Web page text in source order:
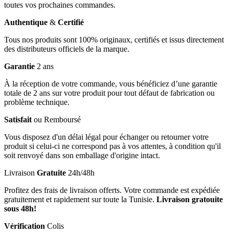
toutes vos prochaines commandes.
Authentique & Certifié
Tous nos produits sont 100% originaux, certifiés et issus directement
des distributeurs officiels de la marque.
Garantie 2 ans
À la réception de votre commande, vous bénéficiez d’une garantie
totale de 2 ans sur votre produit pour tout défaut de fabrication ou
problème technique.
Satisfait ou Remboursé
Vous disposez d'un délai légal pour échanger ou retourner votre
produit si celui-ci ne correspond pas à vos attentes, à condition qu'il
soit renvoyé dans son emballage d'origine intact.
Livraison Gratuite 24h/48h
Profitez des frais de livraison offerts. Votre commande est expédiée
gratuitement et rapidement sur toute la Tunisie. Livraison gratouite
sous 48h!
Vérification Colis